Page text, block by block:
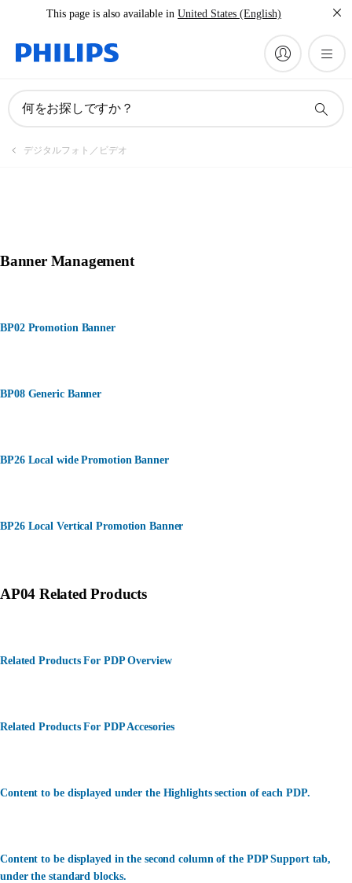
This page is also available in United States (English)
何をお探しですか？
デジタルフォト／ビデオ
Banner Management
BP02 Promotion Banner
BP08 Generic Banner
BP26 Local wide Promotion Banner
BP26 Local Vertical Promotion Banner
AP04 Related Products
Related Products For PDP Overview
Related Products For PDP Accesories
Content to be displayed under the Highlights section of each PDP.
Content to be displayed in the second column of the PDP Support tab,
under the standard blocks.